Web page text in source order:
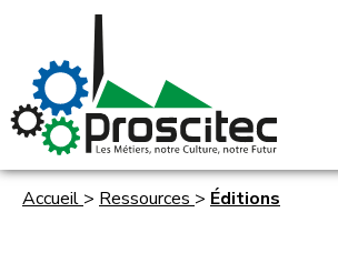
Accueil > Ressources > Éditions